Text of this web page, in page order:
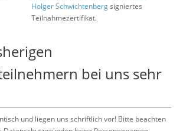
Holger Schwichtenbergsigniertes
Teilnahmezertifikat.
bei uns sehr
und liegen uns schriftlich vor! Bitte beachten